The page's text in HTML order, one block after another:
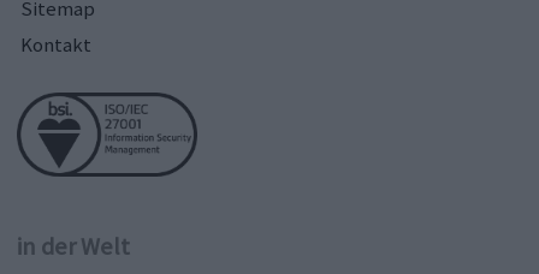
Sitemap
Kontakt
in der Welt